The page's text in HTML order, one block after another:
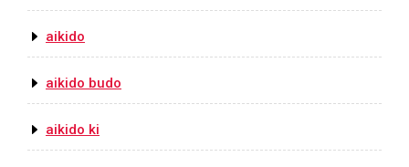
aikido
aikido budo
aikido ki